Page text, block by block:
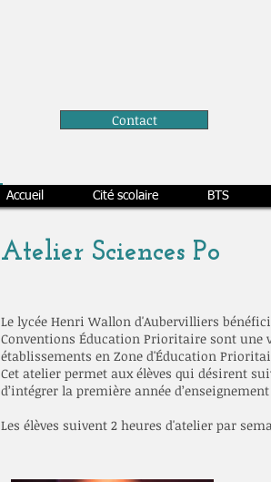
Contact
Accueil Cité scolaire BTS
Atelier Sciences Po
Le lycée Henri Wallon d'Aubervilliers
Conventions Éducation Prioritaire sont une
établissements en Zone d'Éducation
Cet atelier permet aux élèves qui désirent
d’intégrer la première année d’enseignement
Les élèves suivent 2 heures d'atelier par